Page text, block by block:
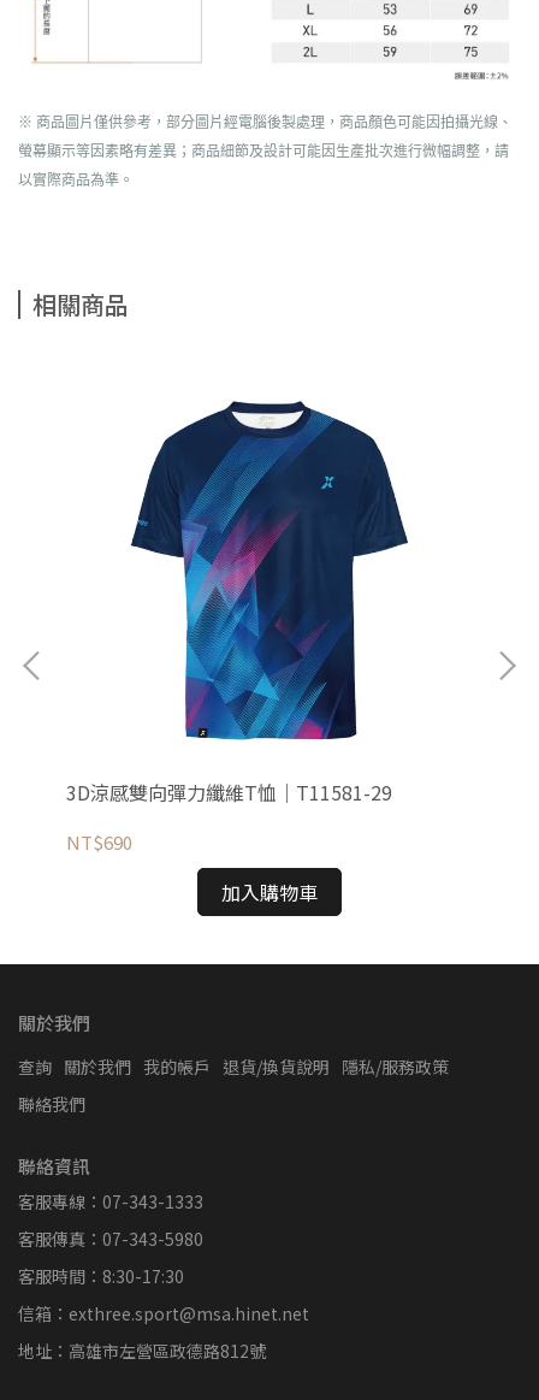
※ 商品圖片僅供參考，部分圖片經電腦後製處理，商品顏色可能因拍攝光線、
螢幕顯示等因素略有差異；商品細節及設計可能因生產批次進行微幅調整，請
以實際商品為準。
相關商品
3D涼感雙向彈力纖維T恤｜T11581-29
NT$690
加入購物車
關於我們
查詢 關於我們 我的帳戶 退貨/換貨說明 隱私/服務政策
聯絡我們
聯絡資訊
客服專線：07-343-1333
客服傳真：07-343-5980
客服時間：8:30-17:30
信箱：exthree.sport@msa.hinet.net
地址：高雄市左營區政德路812號